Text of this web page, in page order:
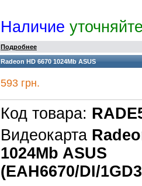
Наличие
Подробнее
Radeon HD 6670 1024Mb ASUS
593 грн.
Код товара:
Видеокарта
1024Mb ASUS
(EAH6670/DI/